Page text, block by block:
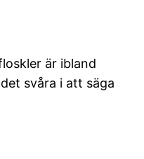
är ibland
svåra i att säga